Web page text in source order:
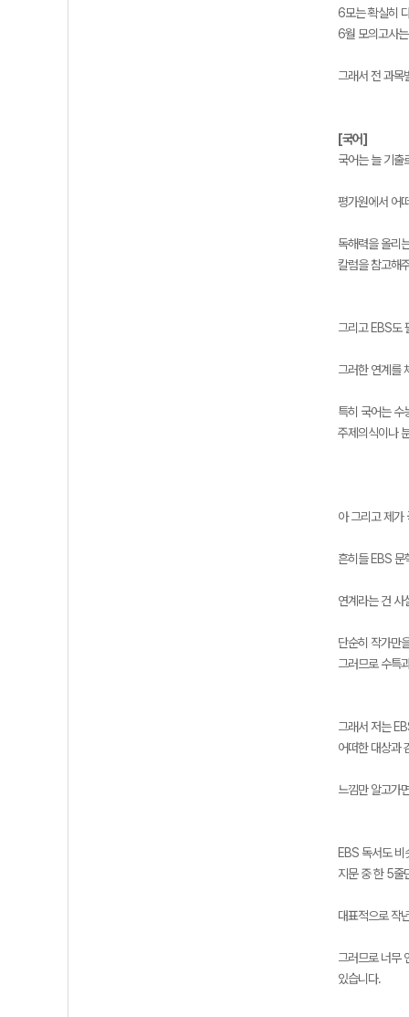
6모는 확실히
6월 모의고사
그래서 전 과목
[국어]
국어는 늘 기출
평가원에서 어
독해력을 올리
칼럼을 참고해
그리고 EBS도
그러한 연계를
특히 국어는 수
주제의식이나
아 그리고 제가
흔히들 EBS 문
연계라는 건 사
단순히 작가만
그러므로 수특
그래서 저는
어떠한 대상과
느낌만 알고가
EBS 독서도
지문 중 한 5줄
대표적으로 작
그러므로 너무
있습니다.